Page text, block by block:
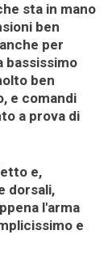
sta in mano
ben
per
bassissimo
ben
e comandi
a prova di
e,
dorsali,
l'arma
e